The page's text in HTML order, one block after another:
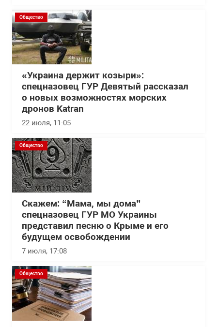
Общество
«Украина держит козыри»:
спецназовец ГУР Девятый рассказал
о новых возможностях морских
дронов Katran
22 июля, 11:05
Общество
Скажем: “Мама, мы дома”
спецназовец ГУР МО Украины
представил песню о Крыме и его
будущем освобождении
7 июля, 17:08
Общество